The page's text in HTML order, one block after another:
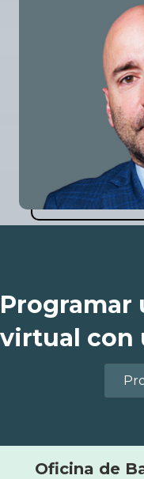
Programar
virtual con
Oficina de